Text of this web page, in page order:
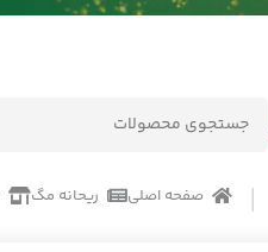
صفحه اصلی ریحانه مگ
لوازم جانبی موبایل